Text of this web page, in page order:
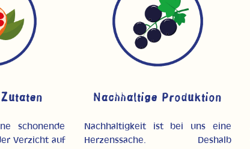
schonende
Verzicht auf
Nachhaltige Produktion
Nachhaltigkeit ist bei uns eine
Herzenssache. Deshalb